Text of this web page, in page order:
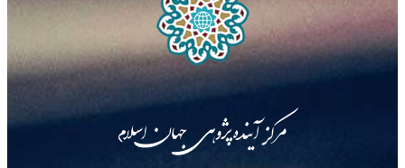
مرکز آینده‌پژوهی جهان اسلام